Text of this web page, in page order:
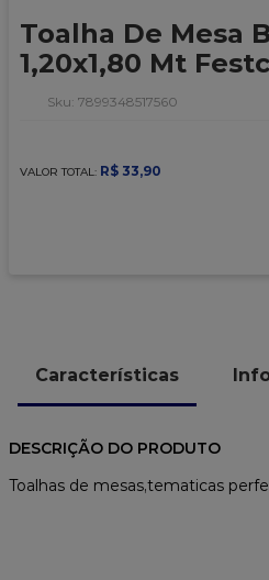
Toalha De Mesa
1,20x1,80 Mt
: 7899348517560
VALOR TOTAL: R$ 33,90
Características
DESCRIÇÃO DO PRODUTO
Toalhas de mesas,tematicas
6º
sacola
7º
vabene
granulado